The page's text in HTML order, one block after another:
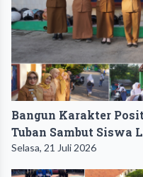
Bangun Karakter
Tuban Sambut Siswa
Selasa, 21 Juli 2026